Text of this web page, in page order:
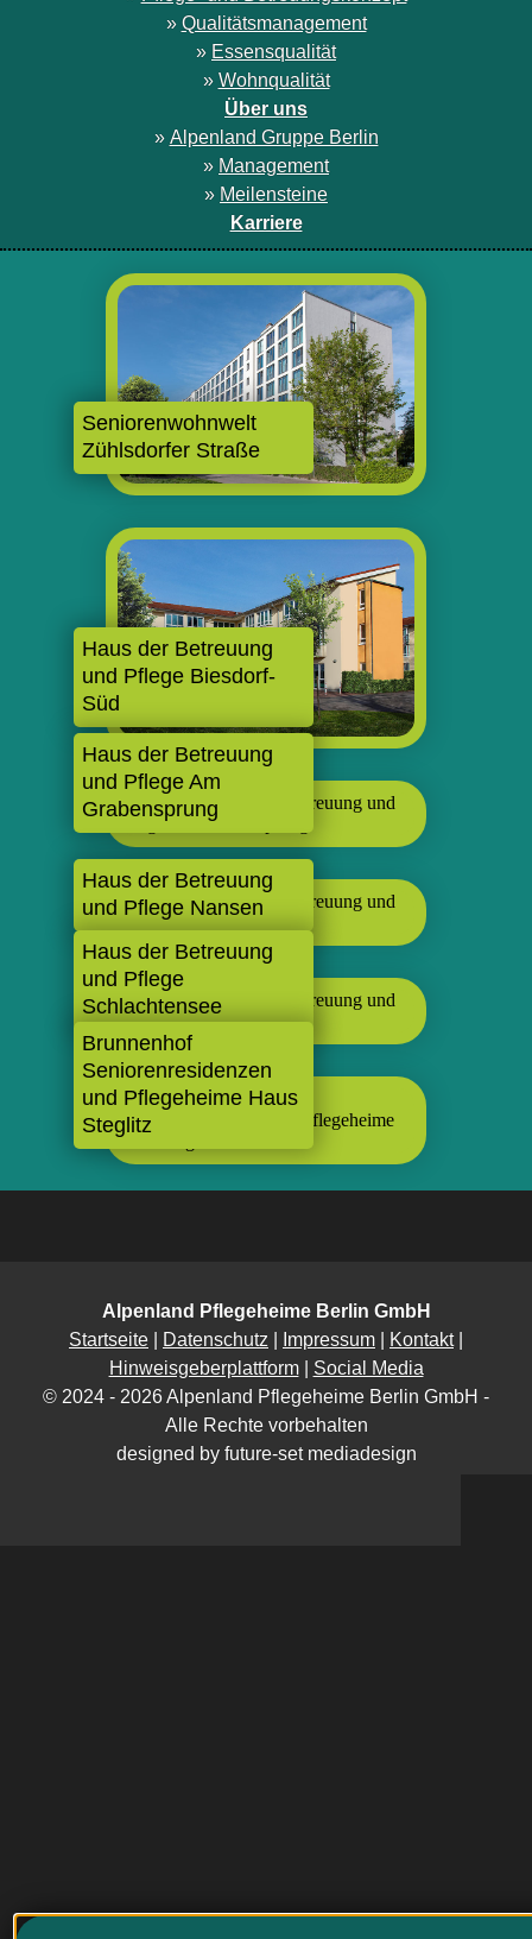
» Qualitätsmanagement
» Essensqualität
» Wohnqualität
Über uns
» Alpenland Gruppe Berlin
» Management
» Meilensteine
Karriere
Seniorenwohnwelt
Zühlsdorfer Straße
Haus der Betreuung
und Pflege Biesdorf-
Süd
Haus der Betreuung
und Pflege Am
Grabensprung
Haus der Betreuung
und Pflege Nansen
Haus der Betreuung
und Pflege
Schlachtensee
Brunnenhof
Seniorenresidenzen
und Pflegeheime Haus
Steglitz
Alpenland Pflegeheime Berlin GmbH
Startseite
Datenschutz Impressum Kontakt|
Hinweisgeberplattform| Social Media
© 2024 - 2026 Alpenland Pflegeheime Berlin GmbH -
Alle Rechte vorbehalten
designed by future-set mediadesign